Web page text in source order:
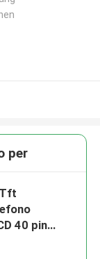
per
40 pin